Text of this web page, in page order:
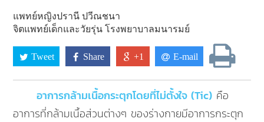
แพทย์หญิงปรานี ปวีณชนา
จิตแพทย์เด็กและวัยรุ่น โรงพยาบาลมนารมย์
Tweet Share +1 E-mail
อาการกล้ามเนื้อกระตุกโดยที่ไม่ตั้งใจ (Tic) คือ
อาการที่กล้ามเนื้อส่วนต่างๆ ของร่างกายมีอาการกระตุก